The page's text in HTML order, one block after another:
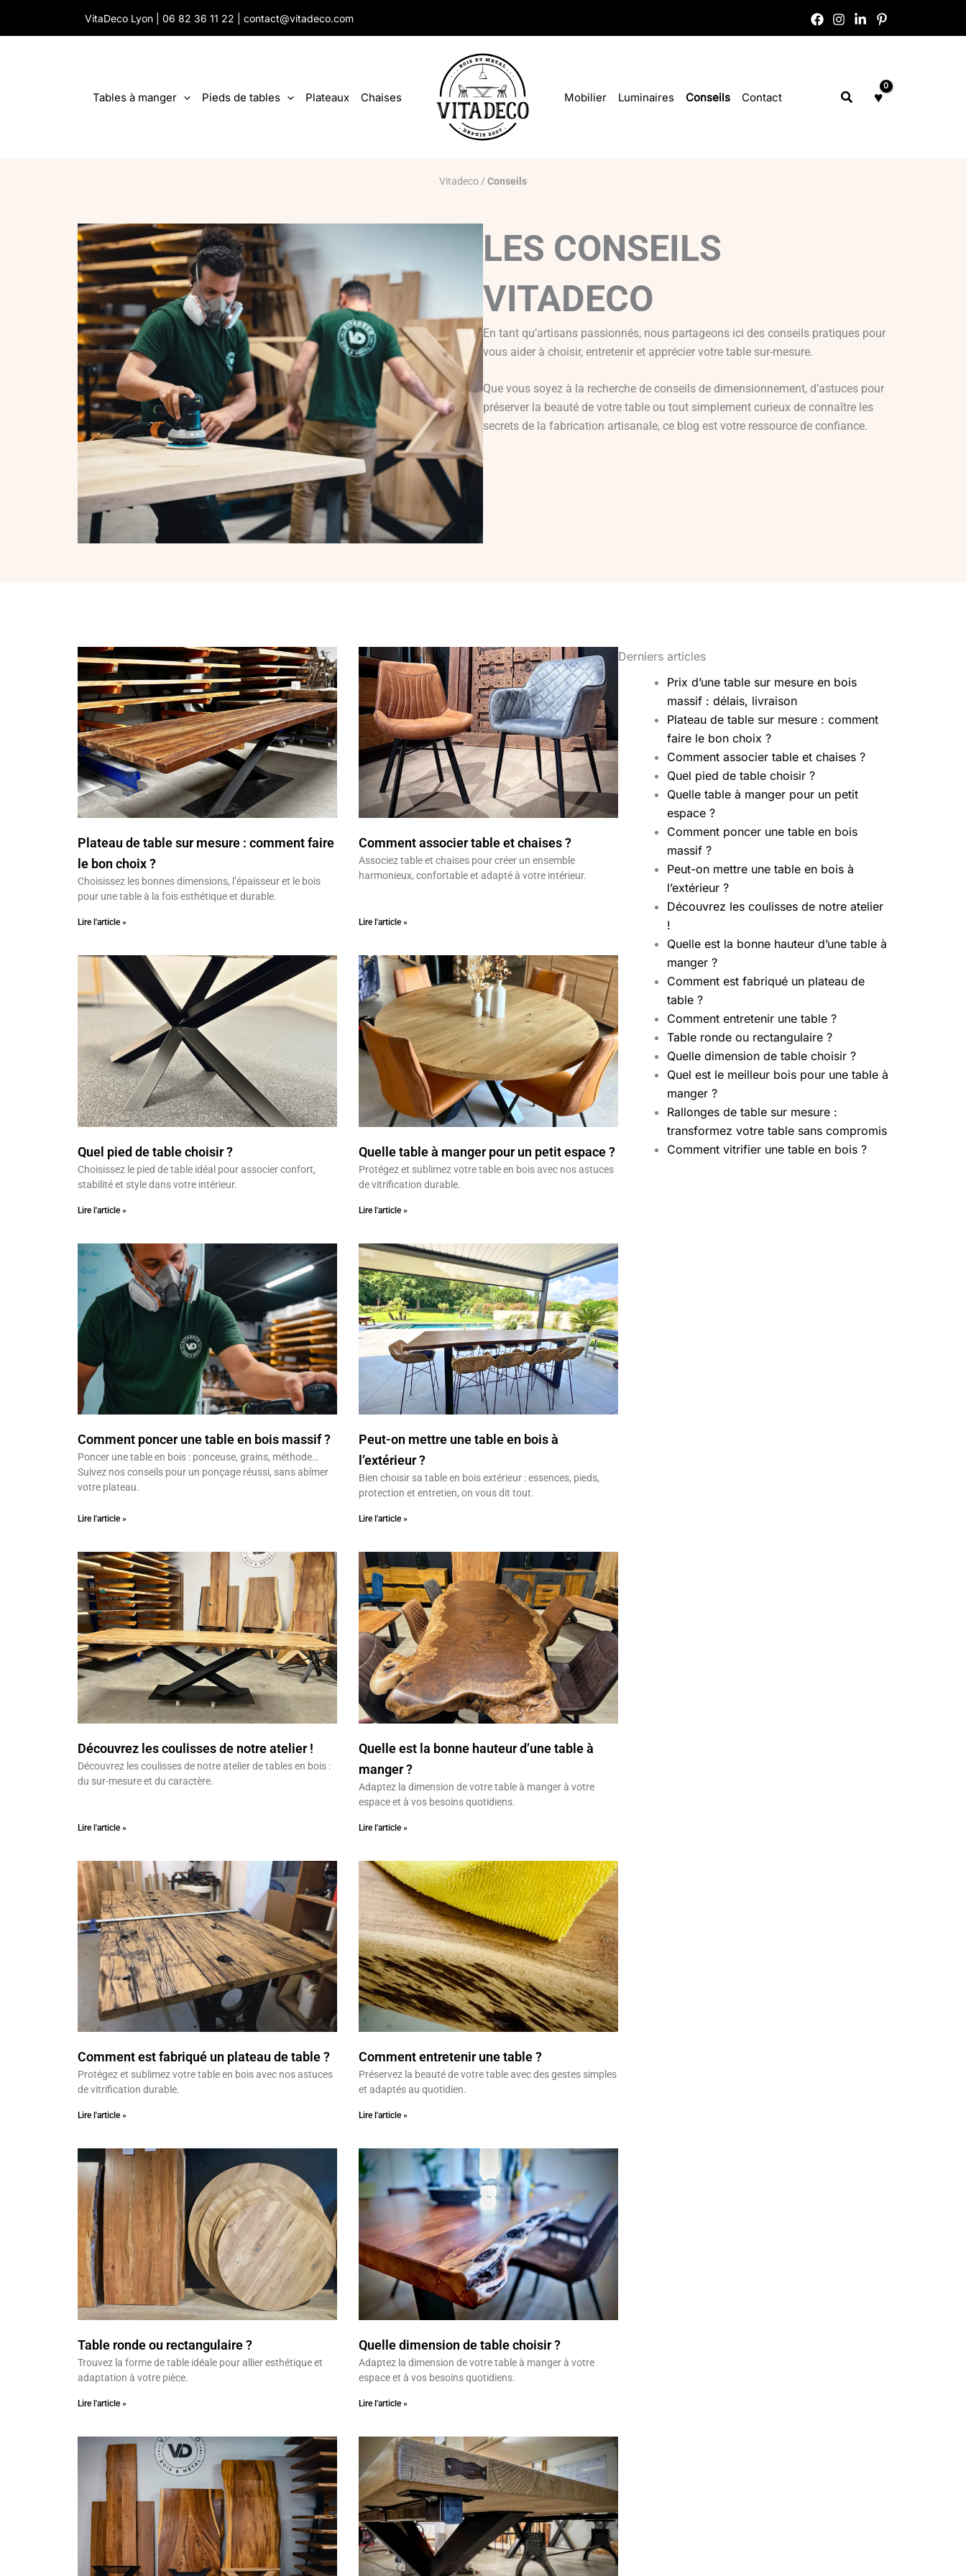
VitaDeco Lyon | 06 82 36 11 22 contact@vitadeco.com
Tables à manger Pieds de tables Plateaux Chaises Mobilier Luminaires Conseils Contact Rechercher
Vitadeco / Conseils
LES CONSEILS
VITADECO
En tant qu’artisans passionnés, nous partageons ici des conseils pratiques pour
vous aider à choisir, entretenir et apprécier votre table sur-mesure.
Que vous soyez à la recherche de conseils de dimensionnement, d’astuces pour
préserver la beauté de votre table ou tout simplement curieux de connaître les
secrets de la fabrication artisanale, ce blog est votre ressource de confiance.
Plateau de table sur mesure : comment faire
le bon choix ?
Choisissez les bonnes dimensions, l’épaisseur et le bois
pour une table à la fois esthétique et durable.
Lire l'article »
Comment associer table et chaises ?
Associez table et chaises pour créer un ensemble
harmonieux, confortable et adapté à votre intérieur.
Lire l'article »
Quel pied de table choisir ?
Choisissez le pied de table idéal pour associer confort,
stabilité et style dans votre intérieur.
Lire l'article »
Quelle table à manger pour un petit espace ?
Protégez et sublimez votre table en bois avec nos astuces
de vitrification durable.
Lire l'article »
Comment poncer une table en bois massif ?
Poncer une table en bois : ponceuse, grains, méthode…
Suivez nos conseils pour un ponçage réussi, sans abîmer
votre plateau.
Lire l'article »
Peut-on mettre une table en bois à
l’extérieur ?
Bien choisir sa table en bois extérieur : essences, pieds,
protection et entretien, on vous dit tout.
Lire l'article »
Découvrez les coulisses de notre atelier !
Découvrez les coulisses de notre atelier de tables en bois :
du sur-mesure et du caractère.
Lire l'article »
Quelle est la bonne hauteur d’une table à
manger ?
Adaptez la dimension de votre table à manger à votre
espace et à vos besoins quotidiens.
Lire l'article »
Comment est fabriqué un plateau de table ?
Protégez et sublimez votre table en bois avec nos astuces
de vitrification durable.
Lire l'article »
Comment entretenir une table ?
Préservez la beauté de votre table avec des gestes simples
et adaptés au quotidien.
Lire l'article »
Table ronde ou rectangulaire ?
Trouvez la forme de table idéale pour allier esthétique et
adaptation à votre pièce.
Lire l'article »
Quelle dimension de table choisir ?
Adaptez la dimension de votre table à manger à votre
espace et à vos besoins quotidiens.
Lire l'article »
Derniers articles
Prix d’une table sur mesure en bois
massif : délais, livraison
Plateau de table sur mesure : comment
faire le bon choix ?
Comment associer table et chaises ?
Quel pied de table choisir ?
Quelle table à manger pour un petit
espace ?
Comment poncer une table en bois
massif ?
Peut-on mettre une table en bois à
l’extérieur ?
Découvrez les coulisses de notre atelier
!
Quelle est la bonne hauteur d’une table à
manger ?
Comment est fabriqué un plateau de
table ?
Comment entretenir une table ?
Table ronde ou rectangulaire ?
Quelle dimension de table choisir ?
Quel est le meilleur bois pour une table à
manger ?
Rallonges de table sur mesure :
transformez votre table sans compromis
Comment vitrifier une table en bois ?